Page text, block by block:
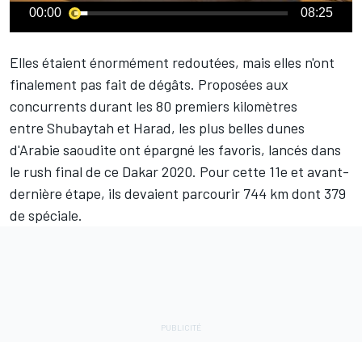
00:00 08:25
Elles étaient énormément redoutées, mais elles n'ont
finalement pas fait de dégâts. Proposées aux
concurrents durant les 80 premiers kilomètres
entre Shubaytah et Harad, les plus belles dunes
d'Arabie saoudite ont épargné les favoris, lancés dans
le rush final de ce Dakar 2020. Pour cette 11e et avant-
dernière étape, ils devaient parcourir 744 km dont 379
de spéciale.